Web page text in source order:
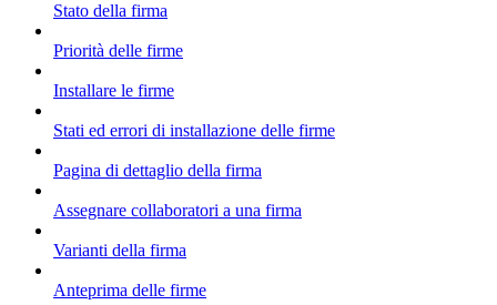
Stato della firma
Priorità delle firme
Installare le firme
Stati ed errori di installazione delle firme
Pagina di dettaglio della firma
Assegnare collaboratori a una firma
Varianti della firma
Anteprima delle firme